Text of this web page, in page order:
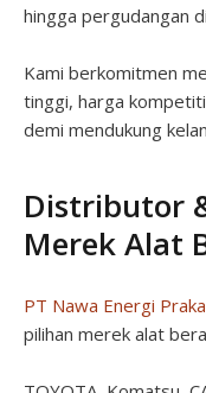
hingga pergudangan
Kami berkomitmen
tinggi, harga
demi mendukung
Distributor
Merek Alat
PT Nawa Energi
pilihan merek alat